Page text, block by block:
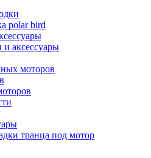
polar bird
аксессуары
моторов
транца под мотор